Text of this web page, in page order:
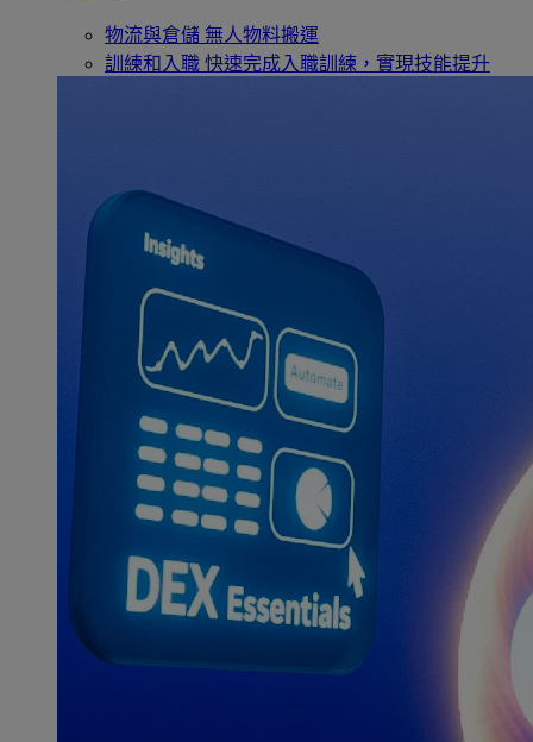
物流與倉儲 無人物料搬運
訓練和入職 快速完成入職訓練，實現技能提升